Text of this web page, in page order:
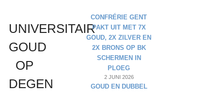
UNIVERSITAIR
GOUD
OP
DEGEN
CONFRÉRIE GENT
PAKT UIT MET 7X
GOUD, 2X ZILVER EN
2X BRONS OP BK
SCHERMEN IN
PLOEG
2 JUNI 2026
GOUD EN DUBBEL